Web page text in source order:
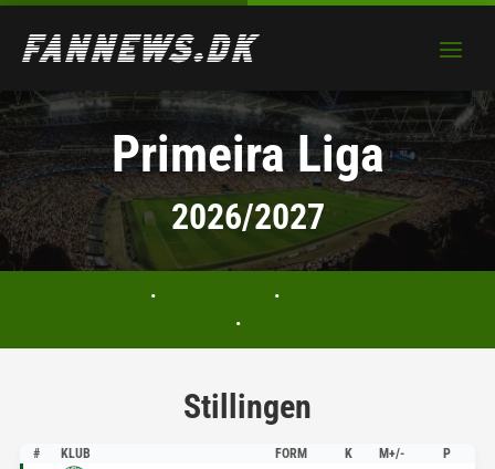
Primeira Liga
2026/2027
• •
•
Stillingen
# KLUB FORM K M+/-
P